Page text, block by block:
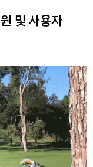
및 사용자